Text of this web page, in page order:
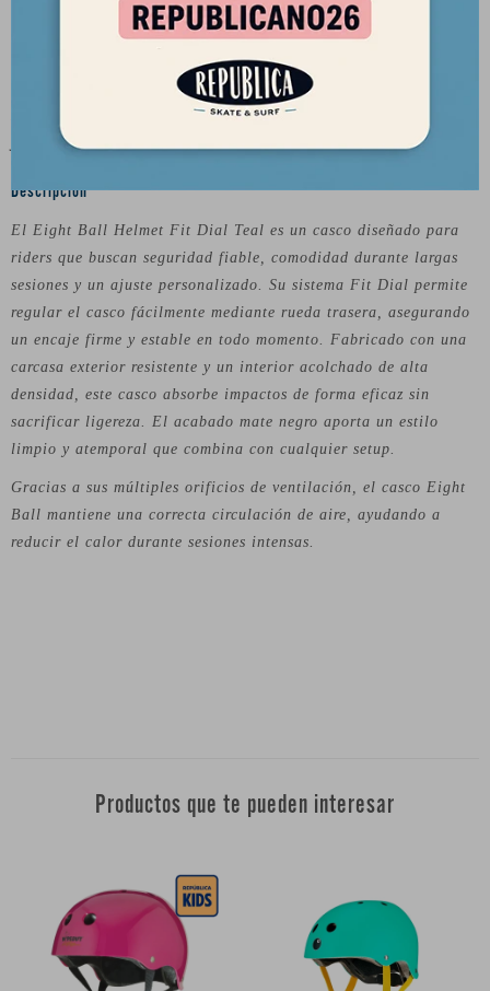
El casco Eight Ball Fit Dial Teal ofrece protección, comodidad
y ajuste preciso para deportes extremos.
Descripción
El Eight Ball Helmet Fit Dial Teal es un casco diseñado para
riders que buscan seguridad fiable, comodidad durante largas
sesiones y un ajuste personalizado. Su sistema Fit Dial permite
regular el casco fácilmente mediante rueda trasera, asegurando
un encaje firme y estable en todo momento. Fabricado con una
carcasa exterior resistente y un interior acolchado de alta
densidad, este casco absorbe impactos de forma eficaz sin
sacrificar ligereza. El acabado mate negro aporta un estilo
limpio y atemporal que combina con cualquier setup.
Gracias a sus múltiples orificios de ventilación, el casco Eight
Ball mantiene una correcta circulación de aire, ayudando a
reducir el calor durante sesiones intensas.
Productos que te pueden interesar